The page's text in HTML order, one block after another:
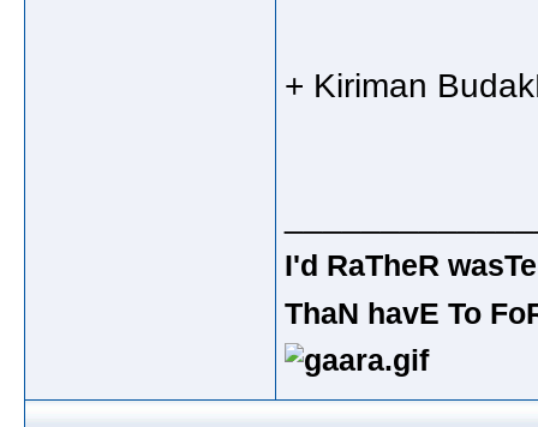
+ Kiriman
I'd RaTheR
ThaN havE To